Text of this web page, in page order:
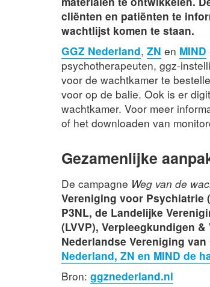
cliënten en patiënten te
wachtlijst komen te staan.
GGZ Nederland, ZN en MIND
psychotherapeuten, ggz-
voor de wachtkamer te
voor op de balie. Ook is er
wachtkamer. Voor meer
of het downloaden van
Gezamenlijke
De campagne Weg van de
Vereniging voor Psychiatrie
P3NL, de Landelijke
(LVVP), Verpleegkundigen
Nederlandse Vereniging van
Nederland, ZN en MIND de
Bron: ggznederland.nl